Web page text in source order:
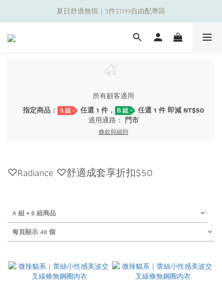
夏日舒適無痕｜3件$1199自由配專區
夏日舒適無痕｜3件$1199自由配專區
新朋友限定✨加入官方LINE領$50購物金
所有顧客適用
指定商品：
A 組 任選 1 件， B 組
任選 1 件 即減 NT$50
適用通路： 門市
條款與細則
♡Radiance ♡舒適成套享折扣$50
A 組＋B 組商品
每頁顯示 48 個